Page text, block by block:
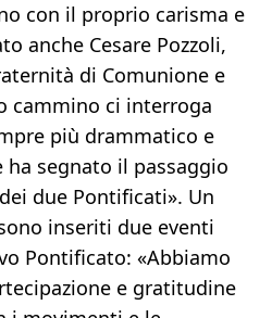
con il proprio carisma e
anche Cesare Pozzoli,
di Comunione e
cammino ci interroga
più drammatico e
ha segnato il passaggio
due Pontificati». Un
inseriti due eventi
Pontificato: «Abbiamo
e gratitudine